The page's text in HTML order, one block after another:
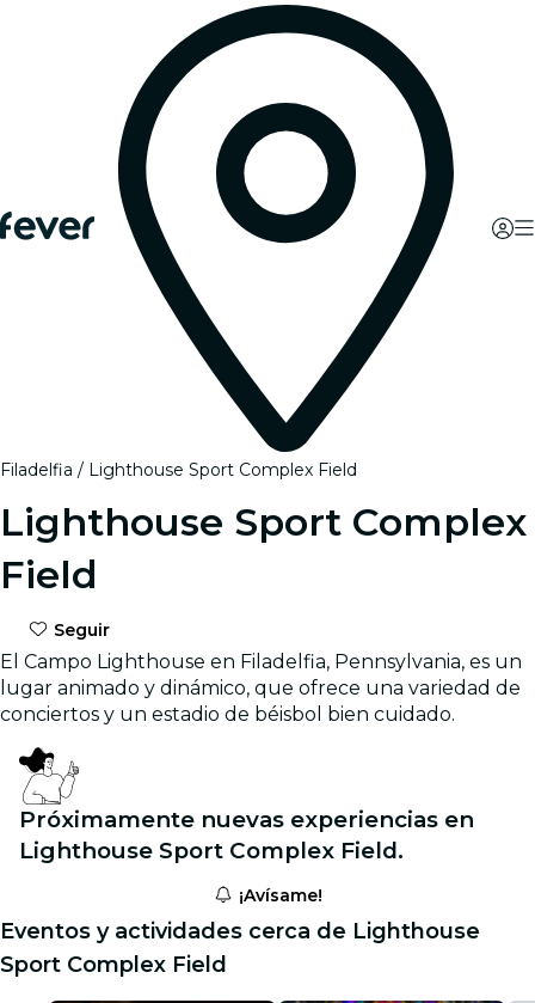
Filadelfia Lighthouse Sport Complex Field
Lighthouse Sport Complex
Field
Seguir
El Campo Lighthouse en Filadelfia, Pennsylvania, es un
lugar animado y dinámico, que ofrece una variedad de
conciertos y un estadio de béisbol bien cuidado.
Próximamente nuevas experiencias en
Lighthouse Sport Complex Field.
¡Avísame!
Eventos y actividades cerca de Lighthouse
Sport Complex Field